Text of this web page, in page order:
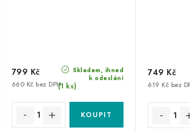
Skladem, ihned
k odeslání
(1 ks)
660 Kč bez DPH
799 Kč
619 Kč bez
749 Kč